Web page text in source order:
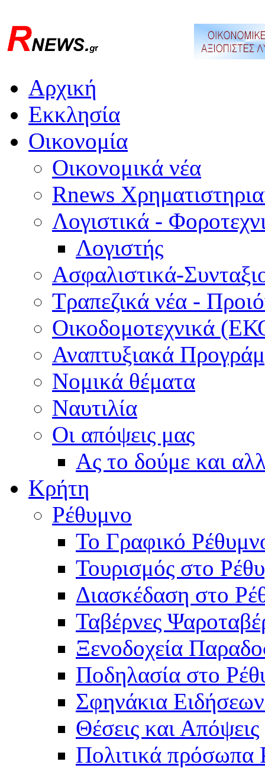
Αρχική
Εκκλησία
Οικονομία
Οικονομικά νέα
Rnews
Λογιστικά -
Λογιστής
Ασφαλιστικά-
Τραπεζικά νέα -
Οικοδομοτεχνικά
Αναπτυξιακά
Νομικά θέματα
Ναυτιλία
Οι απόψεις μας
Ας το δούμε και
Κρήτη
Ρέθυμνο
Το Γραφικό
Τουρισμός στο
Διασκέδαση στο
Ταβέρνες
Ξενοδοχεία
Ποδηλασία στο
Σφηνάκια
Θέσεις και Απόψεις
Πολιτικά πρόσωπα